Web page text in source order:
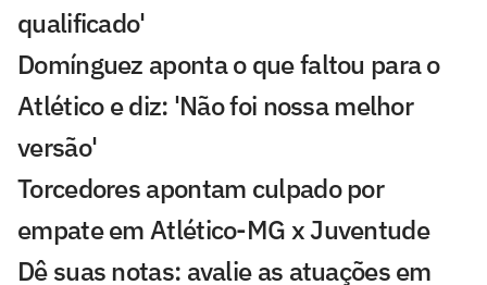
qualificado'
Domínguez aponta o que faltou para o
Atlético e diz: 'Não foi nossa melhor
versão'
Torcedores apontam culpado por
empate em Atlético-MG x Juventude
Dê suas notas: avalie as atuações em